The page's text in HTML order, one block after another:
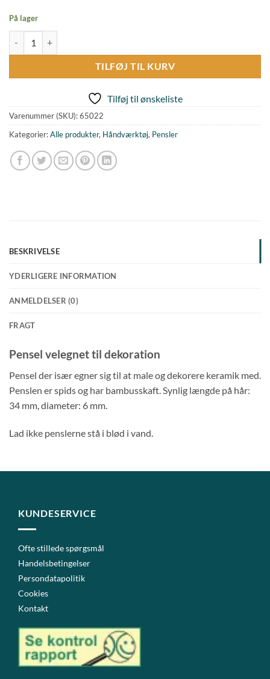
På lager
TILFØJ TIL KURV
Tilføj til ønskeliste
Varenummer (SKU):65022
Kategorier:Alle produkter, Håndværktøj, Pensler
BESKRIVELSE
YDERLIGERE INFORMATION
ANMELDELSER (0)
FRAGT
Pensel velegnet til dekoration
Pensel der især egner sig til at male og dekorere keramik med.
Penslen er spids og har bambusskaft. Synlig længde på hår:
34 mm, diameter: 6 mm.
Lad ikke penslerne stå i blød i vand.
KUNDESERVICE
Ofte stillede spørgsmål
Handelsbetingelser
Persondatapolitik
Cookies
Kontakt